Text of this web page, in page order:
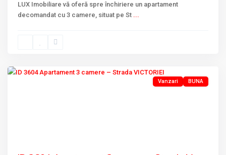
LUX Imobiliare vă oferă spre închiriere un apartament
decomandat cu 3 camere, situat pe St ...
VICTORIEI
Vanzari BUNA